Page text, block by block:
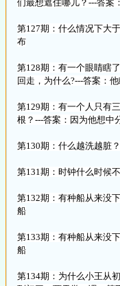
们最想遮住哪儿？---答案
第127期：什么情况下大
布
第128期：有一个眼睛瞎
回走，为什么?---答案：
第129期：有一个人只有
根？---答案：因为他想中
第130期：什么越洗越脏
第131期：时钟什么时候
第132期：有种船从来没
船
第133期：有种船从来没
船
第134期：为什么小王从